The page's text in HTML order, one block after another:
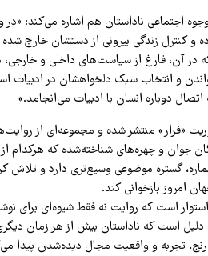
وجوه اجتماعی ناداستان هم اشاره می‌کند:
و کنترل زندگی بیرونی از دستشان خارج
آن، فارغ از سیاست‌های داخلی و خارجی،
و انتخاب سبک دلخواهشان در ادبیات
اتصال دوباره انسان با ادبیات می‌انجامد.»
«فرار» منتشر شده و مجموعه‌ای از
جوان و چهره‌های شناخته‌شده که هرکدام
گستره موضوعی وسیع‌تری دارد و تلاش
امروز بازخوانی کند.
استوار است که روایت نه فقط شیوه‌ای برای
است که ناداستان بیش از هر زمان
تجربه و واقعیت مجال دیده‌شدن پیدا